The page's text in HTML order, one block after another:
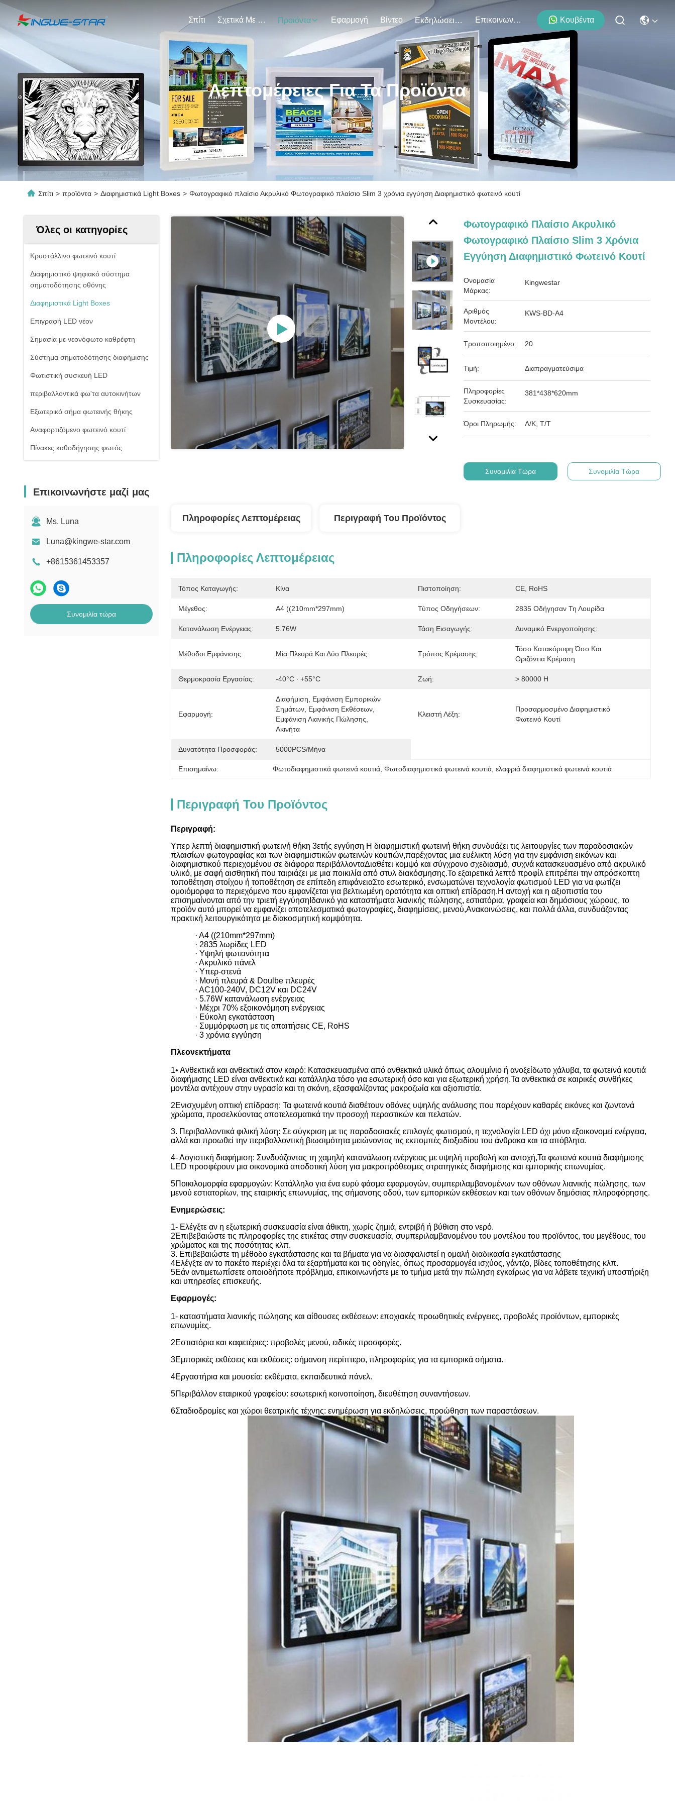
Σπίτι Σχετικά Με Εμάς Προϊόντα Εφαρμογή Βίντεο Εκδηλώσεις Επικοινωνήστε Μαζί Μας Κουβέντα
Λεπτομέρειες Για Τα Προϊόντα
Σπίτι > προϊόντα > Διαφημιστικά Light Boxes > Φωτογραφικό πλαίσιο Ακρυλικό Φωτογραφικό πλαίσιο Slim 3 χρόνια εγγύηση Διαφημιστικό φωτεινό κουτί
Όλες οι κατηγορίες
Κρυστάλλινο φωτεινό κουτί
Διαφημιστικό ψηφιακό σύστημα
σηματοδότησης οθόνης
Διαφημιστικά Light Boxes
Επιγραφή LED νέον
Σημασία με νεονόφωτο καθρέφτη
Σύστημα σηματοδότησης διαφήμισης
Φωτιστική συσκευή LED
περιβαλλοντικά φω'τα αυτοκινήτων
Εξωτερικό σήμα φωτεινής θήκης
Αναφορτιζόμενο φωτεινό κουτί
Πίνακες καθοδήγησης φωτός
Επικοινωνήστε μαζί μας
Ms. Luna
Luna@kingwe-star.com
+8615361453357
Συνομιλία τώρα
Φωτογραφικό Πλαίσιο Ακρυλικό
Φωτογραφικό Πλαίσιο Slim 3 Χρόνια
Εγγύηση Διαφημιστικό Φωτεινό Κουτί
Ονομασία
Μάρκας:
Kingwestar
Αριθμός
Μοντέλου:
KWS-BD-A4
Τροποποιημένο: 20
Τιμή: Διαπραγματεύσιμα
Πληροφορίες
Συσκευασίας:
381*438*620mm
Όροι Πληρωμής: Λ/Κ, Τ/Τ
Συνομιλία Τώρα Συνομιλία Τώρα
Πληροφορίες Λεπτομέρειας Περιγραφή Του Προϊόντος
Πληροφορίες Λεπτομέρειας
Τόπος Καταγωγής: Κίνα Πιστοποίηση: CE, RoHS
Μέγεθος: Α4 ((210mm*297mm) Τύπος Οδηγήσεων: 2835 Οδήγησαν Τη Λουρίδα
Κατανάλωση Ενέργειας: 5.76W Τάση Εισαγωγής: Δυναμικό Ενεργοποίησης:
Μέθοδοι Εμφάνισης: Μία Πλευρά Και Δύο Πλευρές Τρόπος Κρέμασης:
Τόσο Κατακόρυφη Όσο Και
Οριζόντια Κρέμαση
Θερμοκρασία Εργασίας: -40°C ∙ +55°C Ζωή: > 80000 H
Εφαρμογή:
Διαφήμιση, Εμφάνιση Εμπορικών
Σημάτων, Εμφάνιση Εκθέσεων,
Εμφάνιση Λιανικής Πώλησης,
Ακινήτα
Κλειστή Λέξη:
Προσαρμοσμένο Διαφημιστικό
Φωτεινό Κουτί
Δυνατότητα Προσφοράς: 5000PCS/μήνα
Επισημαίνω: Φωτοδιαφημιστικά φωτεινά κουτιά , Φωτοδιαφημιστικά φωτεινά κουτιά , ελαφριά διαφημιστικά φωτεινά κουτιά
Περιγραφή Του Προϊόντος
Περιγραφή:
Υπερ λεπτή διαφημιστική φωτεινή θήκη 3ετής εγγύηση Η διαφημιστική φωτεινή θήκη συνδυάζει τις λειτουργίες των παραδοσιακών
πλαισίων φωτογραφίας και των διαφημιστικών φωτεινών κουτιών,παρέχοντας μια ευέλικτη λύση για την εμφάνιση εικόνων και
διαφημιστικού περιεχομένου σε διάφορα περιβάλλονταΔιαθέτει κομψό και σύγχρονο σχεδιασμό, συχνά κατασκευασμένο από ακρυλικό
υλικό, με σαφή αισθητική που ταιριάζει με μια ποικιλία από στυλ διακόσμησης.Το εξαιρετικά λεπτό προφίλ επιτρέπει την απρόσκοπτη
τοποθέτηση στοίχου ή τοποθέτηση σε επίπεδη επιφάνειαΣτο εσωτερικό, ενσωματώνει τεχνολογία φωτισμού LED για να φωτίζει
ομοιόμορφα το περιεχόμενο που εμφανίζεται για βελτιωμένη ορατότητα και οπτική επίδραση.Η αντοχή και η αξιοπιστία του
επισημαίνονται από την τριετή εγγύησηΙδανικό για καταστήματα λιανικής πώλησης, εστιατόρια, γραφεία και δημόσιους χώρους, το
προϊόν αυτό μπορεί να εμφανίζει αποτελεσματικά φωτογραφίες, διαφημίσεις, μενού,Ανακοινώσεις, και πολλά άλλα, συνδυάζοντας
πρακτική λειτουργικότητα με διακοσμητική κομψότητα.
· Α4 ((210mm*297mm)
· 2835 λωρίδες LED
· Υψηλή φωτεινότητα
· Ακρυλικό πάνελ
· Υπερ-στενά
· Μονή πλευρά & Doulbe πλευρές
· AC100-240V, DC12V και DC24V
· 5.76W κατανάλωση ενέργειας
· Μέχρι 70% εξοικονόμηση ενέργειας
· Εύκολη εγκατάσταση
· Συμμόρφωση με τις απαιτήσεις CE, RoHS
· 3 χρόνια εγγύηση
Πλεονεκτήματα
1• Ανθεκτικά και ανθεκτικά στον καιρό: Κατασκευασμένα από ανθεκτικά υλικά όπως αλουμίνιο ή ανοξείδωτο χάλυβα, τα φωτεινά κουτιά
διαφήμισης LED είναι ανθεκτικά και κατάλληλα τόσο για εσωτερική όσο και για εξωτερική χρήση.Τα ανθεκτικά σε καιρικές συνθήκες
μοντέλα αντέχουν στην υγρασία και τη σκόνη, εξασφαλίζοντας μακροζωία και αξιοπιστία.
2Ενισχυμένη οπτική επίδραση: Τα φωτεινά κουτιά διαθέτουν οθόνες υψηλής ανάλυσης που παρέχουν καθαρές εικόνες και ζωντανά
χρώματα, προσελκύοντας αποτελεσματικά την προσοχή περαστικών και πελατών.
3. Περιβαλλοντικά φιλική λύση: Σε σύγκριση με τις παραδοσιακές επιλογές φωτισμού, η τεχνολογία LED όχι μόνο εξοικονομεί ενέργεια,
αλλά και προωθεί την περιβαλλοντική βιωσιμότητα μειώνοντας τις εκπομπές διοξειδίου του άνθρακα και τα απόβλητα.
4- Λογιστική διαφήμιση: Συνδυάζοντας τη χαμηλή κατανάλωση ενέργειας με υψηλή προβολή και αντοχή,Τα φωτεινά κουτιά διαφήμισης
LED προσφέρουν μια οικονομικά αποδοτική λύση για μακροπρόθεσμες στρατηγικές διαφήμισης και εμπορικής επωνυμίας.
5Ποικιλομορφία εφαρμογών: Κατάλληλο για ένα ευρύ φάσμα εφαρμογών, συμπεριλαμβανομένων των οθόνων λιανικής πώλησης, των
μενού εστιατορίων, της εταιρικής επωνυμίας, της σήμανσης οδού, των εμπορικών εκθέσεων και των οθόνων δημόσιας πληροφόρησης.
Ενημερώσεις:
1- Ελέγξτε αν η εξωτερική συσκευασία είναι άθικτη, χωρίς ζημιά, εντριβή ή βύθιση στο νερό.
2Επιβεβαιώστε τις πληροφορίες της ετικέτας στην συσκευασία, συμπεριλαμβανομένου του μοντέλου του προϊόντος, του μεγέθους, του
χρώματος και της ποσότητας κλπ.
3. Επιβεβαιώστε τη μέθοδο εγκατάστασης και τα βήματα για να διασφαλιστεί η ομαλή διαδικασία εγκατάστασης
4Ελέγξτε αν το πακέτο περιέχει όλα τα εξαρτήματα και τις οδηγίες, όπως προσαρμογέα ισχύος, γάντζο, βίδες τοποθέτησης κλπ.
5Εάν αντιμετωπίσετε οποιοδήποτε πρόβλημα, επικοινωνήστε με το τμήμα μετά την πώληση εγκαίρως για να λάβετε τεχνική υποστήριξη
και υπηρεσίες επισκευής.
Εφαρμογές:
1- καταστήματα λιανικής πώλησης και αίθουσες εκθέσεων: εποχιακές προωθητικές ενέργειες, προβολές προϊόντων, εμπορικές
επωνυμίες.
2Εστιατόρια και καφετέριες: προβολές μενού, ειδικές προσφορές.
3Εμπορικές εκθέσεις και εκθέσεις: σήμανση περίπτερο, πληροφορίες για τα εμπορικά σήματα.
4Εργαστήρια και μουσεία: εκθέματα, εκπαιδευτικά πάνελ.
5Περιβάλλον εταιρικού γραφείου: εσωτερική κοινοποίηση, διευθέτηση συναντήσεων.
6Σταδιοδρομίες και χώροι θεατρικής τέχνης: ενημέρωση για εκδηλώσεις, προώθηση των παραστάσεων.